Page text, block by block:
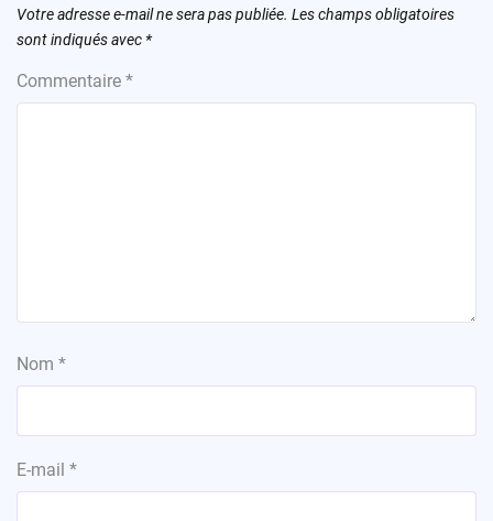
Votre adresse e-mail ne sera pas publiée. Les champs obligatoires
sont indiqués avec *
Commentaire *
Nom *
E-mail *